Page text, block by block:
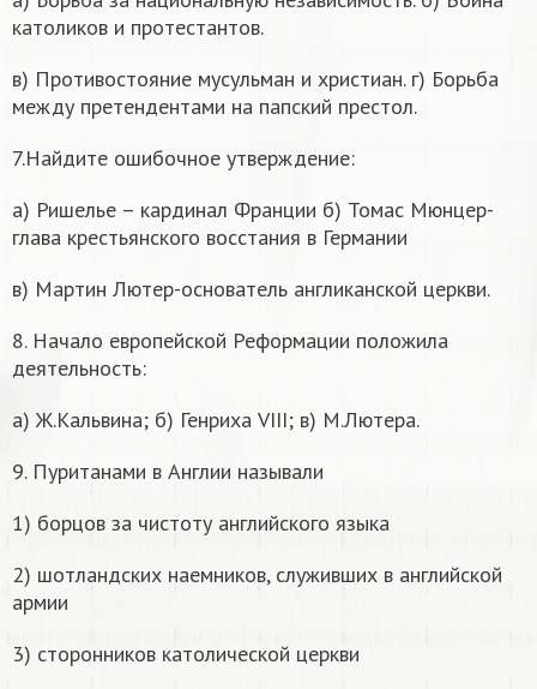
католиков и протестантов.
в) Противостояние мусульман и христиан. г) Борьба
между претендентами на папский престол.
7.Найдите ошибочное утверждение:
а) Ришелье – кардинал Франции б) Томас Мюнцер-
глава крестьянского восстания в Германии
в) Мартин Лютер-основатель англиканской церкви.
8. Начало европейской Реформации положила
деятельность:
а) Ж.Кальвина; б) Генриха VIII; в) М.Лютера.
9. Пуританами в Англии называли
1) борцов за чистоту английского языка
2) шотландских наемников, служивших в английской
армии
3) сторонников католической церкви